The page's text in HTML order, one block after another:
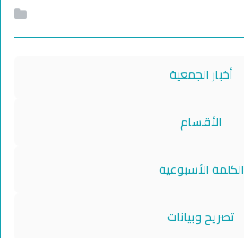
أخبار الجمعية
الأقسام
الكلمة الأسبوعية
تصريح وبيانات